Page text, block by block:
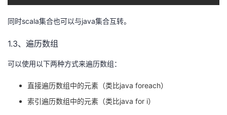
同时scala集合也可以与java集合互转。
1.3、遍历数组
可以使用以下两种方式来遍历数组：
直接遍历数组中的元素（类比java foreach）
索引遍历数组中的元素（类比java for i）